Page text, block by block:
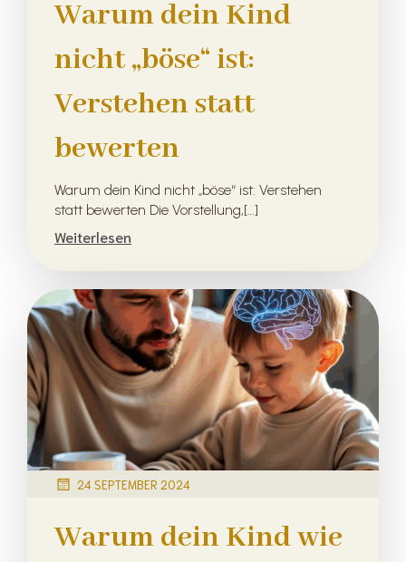
Warum dein Kind
nicht „böse“ ist:
Verstehen statt
bewerten
Warum dein Kind nicht „böse“ ist: Verstehen
statt bewerten Die Vorstellung,[…]
Weiterlesen
24 SEPTEMBER 2024
Warum dein Kind wie